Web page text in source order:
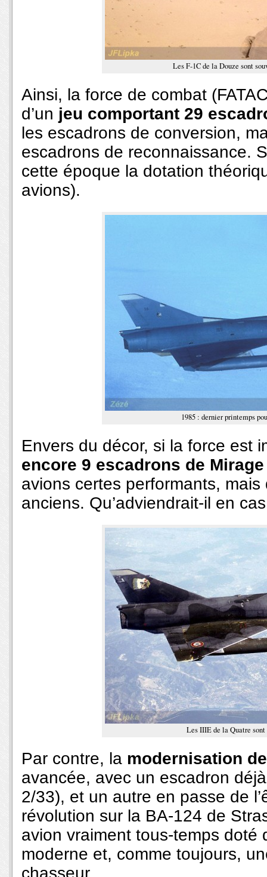
Les F-1C de la Douze sont
Ainsi, la force de combat
d’un jeu comportant 29
les escadrons de conversion,
escadrons de reconnaissance.
cette époque la dotation
avions).
1985 : dernier printemps
Envers du décor, si la force est
encore 9 escadrons de
avions certes performants, mais
anciens. Qu’adviendrait-il en
Les IIIE de la Quatre
Par contre, la modernisation
avancée, avec un escadron
2/33), et un autre en passe de
révolution sur la BA-124 de
avion vraiment tous-temps doté
moderne et, comme toujours,
chasseur.